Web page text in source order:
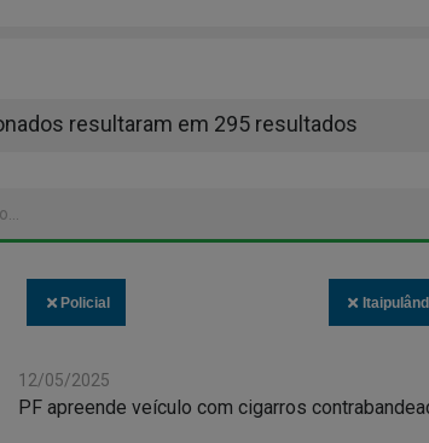
resultaram em 295 resultados
Policial
12/05/2025
PF apreende veículo com cigarros